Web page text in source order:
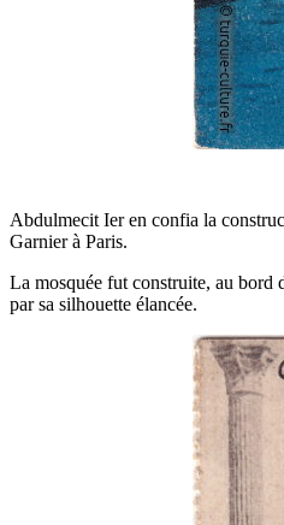
Abdulmecit Ier en confia la
Garnier à Paris.
La mosquée fut construite, au bord
par sa silhouette élancée.